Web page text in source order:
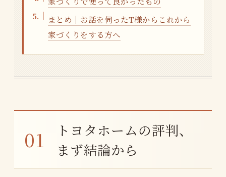
まとめ｜お話を伺ったT様からこれから
家づくりをする方へ
トヨタホームの評判、
まず結論から